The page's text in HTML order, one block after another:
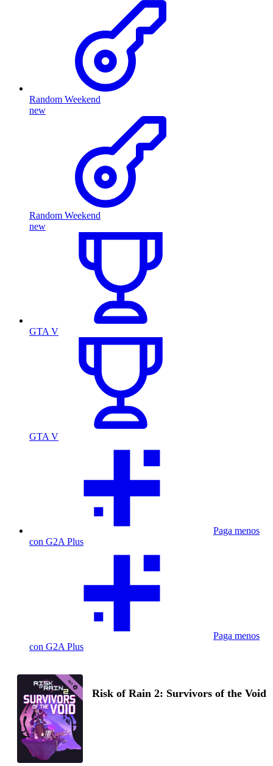
Random Weekend
new
Random Weekend
new
GTA V
GTA V
Paga menos
con G2A Plus
Paga menos
con G2A Plus
Risk of Rain 2: Survivors of the Void